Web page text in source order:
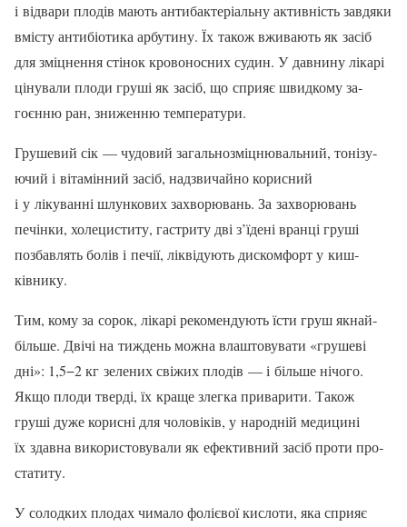
і відвари плодів мають антибактеріальну актив­ність завдяки
вмісту антибіоти­ка арбутину. Їх також вживають як засіб
для зміцнення стінок кровоносних судин. У давнину лікарі
цінували плоди груші як засіб, що сприяє швидкому за­
гоєнню ран, зниженню темпе­ратури.
Грушевий сік — чудовий за­гальнозміцнювальний, тонізу­
ючий і вітамінний засіб, над­звичайно корисний
і у лікуванні шлункових захворювань. За за­хворювань
печінки, холецисти­ту, гастриту дві з’їдені вранці груші
позбавлять болів і печії, ліквідують дискомфорт у киш­
ківнику.
Тим, кому за сорок, лікарі рекомендують їсти груш якнай­
більше. Двічі на тиждень мож­на влаштовувати «грушеві
дні»: 1,5−2 кг зелених свіжих плодів — і більше нічого.
Якщо плоди тверді, їх краще злегка прива­рити. Також
груші дуже корисні для чоловіків, у народній меди­цині
їх здавна використовували як ефективний засіб проти про­
статиту.
У солодких плодах чима­ло фолієвої кислоти, яка спри­яє